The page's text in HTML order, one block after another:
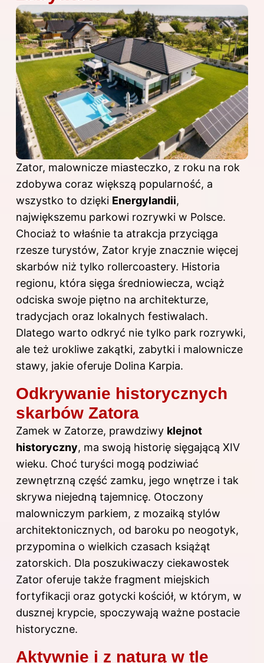
Zator, malownicze miasteczko, z roku na rok
zdobywa coraz większą popularność, a
wszystko to dzięki Energylandii,
największemu parkowi rozrywki w Polsce.
Chociaż to właśnie ta atrakcja przyciąga
rzesze turystów, Zator kryje znacznie więcej
skarbów niż tylko rollercoastery. Historia
regionu, która sięga średniowiecza, wciąż
odciska swoje piętno na architekturze,
tradycjach oraz lokalnych festiwalach.
Dlatego warto odkryć nie tylko park rozrywki,
ale też urokliwe zakątki, zabytki i malownicze
stawy, jakie oferuje Dolina Karpia.
Odkrywanie historycznych
skarbów Zatora
Zamek w Zatorze, prawdziwy klejnot
historyczny, ma swoją historię sięgającą XIV
wieku. Choć turyści mogą podziwiać
zewnętrzną część zamku, jego wnętrze i tak
skrywa niejedną tajemnicę. Otoczony
malowniczym parkiem, z mozaiką stylów
architektonicznych, od baroku po neogotyk,
przypomina o wielkich czasach książąt
zatorskich. Dla poszukiwaczy ciekawostek
Zator oferuje także fragment miejskich
fortyfikacji oraz gotycki kościół, w którym, w
dusznej krypcie, spoczywają ważne postacie
historyczne.
Aktywnie i z naturą w tle